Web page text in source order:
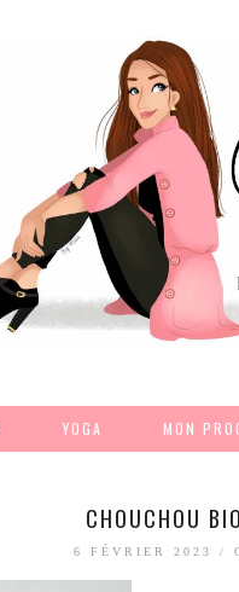
YOGA MON
CHOUCHOU
6 FÉVRIER 2023 /